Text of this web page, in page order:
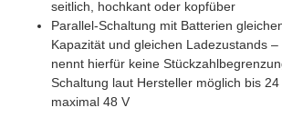
seitlich, hochkant oder kopfüber
Parallel-Schaltung mit Batterien
Kapazität und gleichen Ladezustands
nennt hierfür keine
Schaltung laut Hersteller möglich bis 24
maximal 48 V